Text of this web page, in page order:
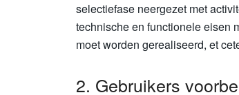
selectiefase neergezet met
technische en functionele eisen
moet worden gerealiseerd, et
2. Gebruikers